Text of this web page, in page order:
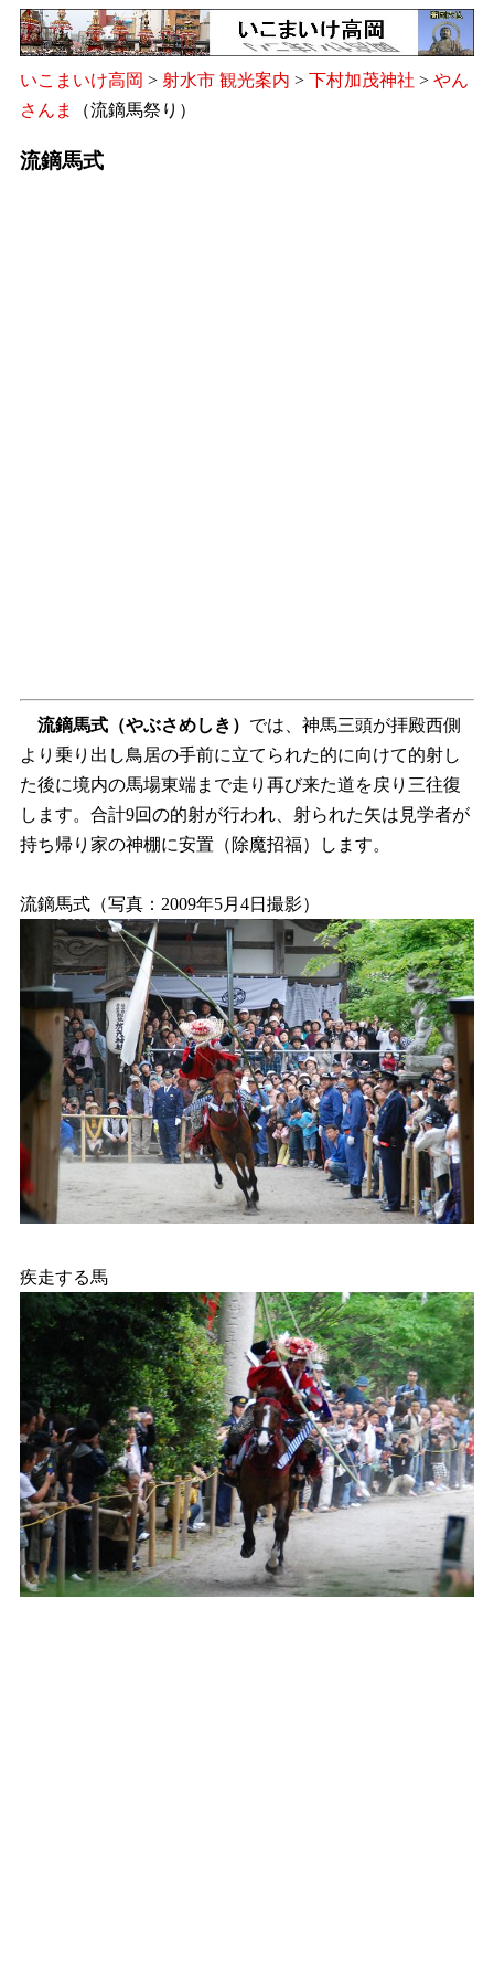
いこまいけ高岡 > 射水市 観光案内 > 下村加茂神社 > やん
さんま
（流鏑馬祭り）
流鏑馬式
流鏑馬式 （やぶさめしき） では、神馬三頭が拝殿西側
より乗り出し鳥居の手前に立てられた的に向けて的射し
た後に境内の馬場東端まで走り再び来た道を戻り三往復
します。合計9回の的射が行われ、射られた矢は見学者が
持ち帰り家の神棚に安置（除魔招福）します。
流鏑馬式（写真：2009年5月4日撮影）
疾走する馬